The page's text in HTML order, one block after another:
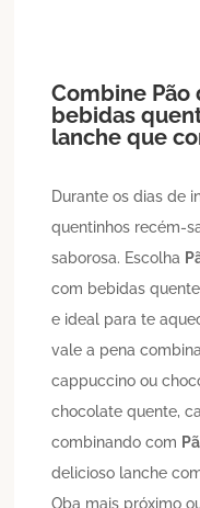
Combine Pão
bebidas
lanche que
Durante os dias de
quentinhos recém-
saborosa. Escolha
com bebidas
e ideal para te
vale a pena
cappuccino ou
chocolate quente,
combinando com
delicioso lanche
Oba mais próximo